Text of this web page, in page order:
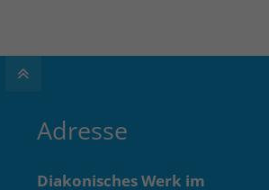
Adresse
Diakonisches Werk im